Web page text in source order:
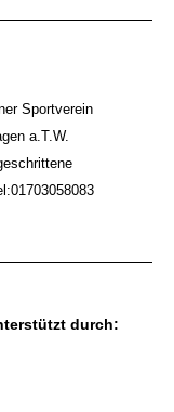
Sportverein
a.T.W.
durch: